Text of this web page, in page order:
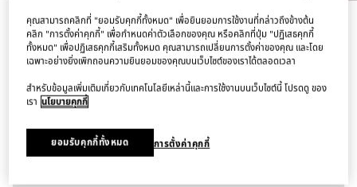
เสื้อโปโลเชิ้ต Cotton jersey piquet polo shirt
฿25,000
ตัวแปรสีขาว
คุณสามารถคลิกที่ "ยอมรับคุกกี้ทั้งหมด" เพื่อยินยอมการใช้งานที่กล่าวถึงข้างต้น
คลิก "การตั้งค่าคุกกี้" เพื่อกำหนดค่าตัวเลือกของคุณ หรือคลิกที่ปุ่ม "ปฏิเสธคุกกี้
ทั้งหมด" เพื่อปฏิเสธคุกกี้เสริมทั้งหมด คุณสามารถเปลี่ยนการตั้งค่าของคุณ และโดย
เฉพาะอย่างยิ่งเพิกถอนความยินยอมของคุณบนเว็บไซต์ของเราได้ตลอดเวลา
สำหรับข้อมูลเพิ่มเติมเกี่ยวกับเทคโนโลยีเหล่านี้และการใช้งานบนเว็บไซต์นี้ โปรดดู ของ
เรา นโยบายคุกกี้
การตั้งค่าคุกกี้
ยอมรับคุกกี้ทั้งหมด